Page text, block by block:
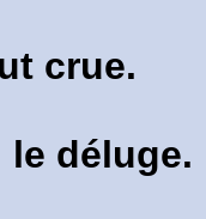
crue.
déluge.